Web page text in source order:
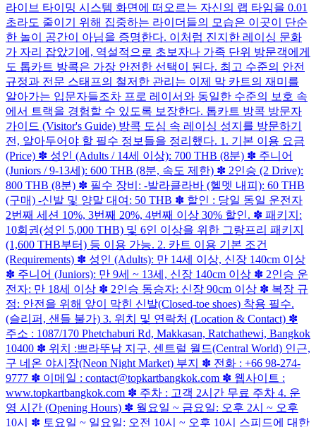
라이브 타이밍 시스템 화면에 떠오르는 자신의 랩 타임을 0.01
초라도 줄이기 위해 집중하는 라이더들의 모습은 이곳이 단순
한 놀이 공간이 아님을 증명한다. 이처럼 진지한 레이싱 문화
가 자리 잡았기에, 역설적으로 초보자나 가족 단위 방문객에게
도 톱카트 방콕은 가장 안전한 선택이 된다. 최고 수준의 안전
규정과 전문 스태프의 철저한 관리는 이제 막 카트의 재미를
알아가는 입문자들조차 프로 레이서와 동일한 수준의 보호 속
에서 트랙을 경험할 수 있도록 보장한다. 톱카트 방콕 방문자
가이드 (Visitor's Guide) 방콕 도심 속 레이싱 성지를 방문하기
전, 알아두어야 할 필수 정보들을 정리했다. 1. 기본 이용 요금
(Price) ✽ 성인 (Adults / 14세 이상): 700 THB (8분) ✽ 주니어
(Juniors / 9-13세): 600 THB (8분, 속도 제한) ✽ 2인승 (2 Drive):
800 THB (8분) ✽ 필수 장비: -발라클라바 (헬멧 내피): 60 THB
(구매) -신발 및 양말 대여: 50 THB ✽ 할인 : 당일 동일 운전자
2번째 세션 10%, 3번째 20%, 4번째 이상 30% 할인. ✽ 패키지:
10회권(성인 5,000 THB) 및 6인 이상을 위한 그랑프리 패키지
(1,600 THB부터) 등 이용 가능. 2. 카트 이용 기본 조건
(Requirements) ✽ 성인 (Adults): 만 14세 이상, 신장 140cm 이상
✽ 주니어 (Juniors): 만 9세 ~ 13세, 신장 140cm 이상 ✽ 2인승 운
전자: 만 18세 이상 ✽ 2인승 동승자: 신장 90cm 이상 ✽ 복장 규
정: 안전을 위해 앞이 막힌 신발(Closed-toe shoes) 착용 필수.
(슬리퍼, 샌들 불가) 3. 위치 및 연락처 (Location & Contact) ✽
주소 : 1087/170 Phetchaburi Rd, Makkasan, Ratchathewi, Bangkok
10400 ✽ 위치 :쁘라뚜남 지구, 센트럴 월드(Central World) 인근,
구 네온 야시장(Neon Night Market) 부지 ✽ 전화 : +66 98-274-
9777 ✽ 이메일 : contact@topkartbangkok.com ✽ 웹사이트 :
www.topkartbangkok.com ✽ 주차 : 고객 2시간 무료 주차 4. 운
영 시간 (Opening Hours) ✽ 월요일 ~ 금요일: 오후 2시 ~ 오후
10시 ✽ 토요일 ~ 일요일: 오전 10시 ~ 오후 10시 스피드에 대한